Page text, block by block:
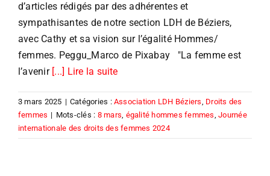
d’articles rédigés par des adhérentes et
sympathisantes de notre section LDH de Béziers,
avec Cathy et sa vision sur l’égalité Hommes/
femmes. Peggu_Marco de Pixabay "La femme est
l’avenir [...] Lire la suite
3 mars 2025 | Catégories :Association LDH Béziers, Droits des
femmes | Mots-clés : 8 mars, égalité hommes femmes,Journée
internationale des droits des femmes 2024